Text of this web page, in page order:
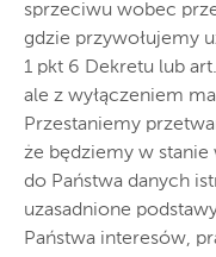
sprzeciwu wobec
gdzie przywołujemy
1 pkt 6 Dekretu lub
ale z wyłączeniem
Przestaniemy
że będziemy w stanie
do Państwa danych
uzasadnione
Państwa interesów,